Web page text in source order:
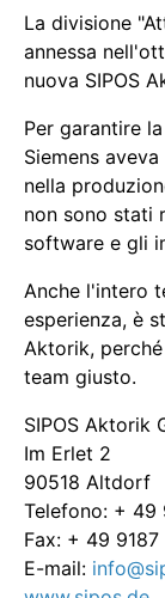
La divisione
annessa
nuova SIPOS
Per garantire
Siemens
nella
non sono stati
software e gli
Anche l'intero
esperienza, è
Aktorik,
team giusto.
SIPOS Aktorik
Im Erlet 2
90518 Altdorf
Telefono: + 49
Fax: + 49 9187
E-mail: